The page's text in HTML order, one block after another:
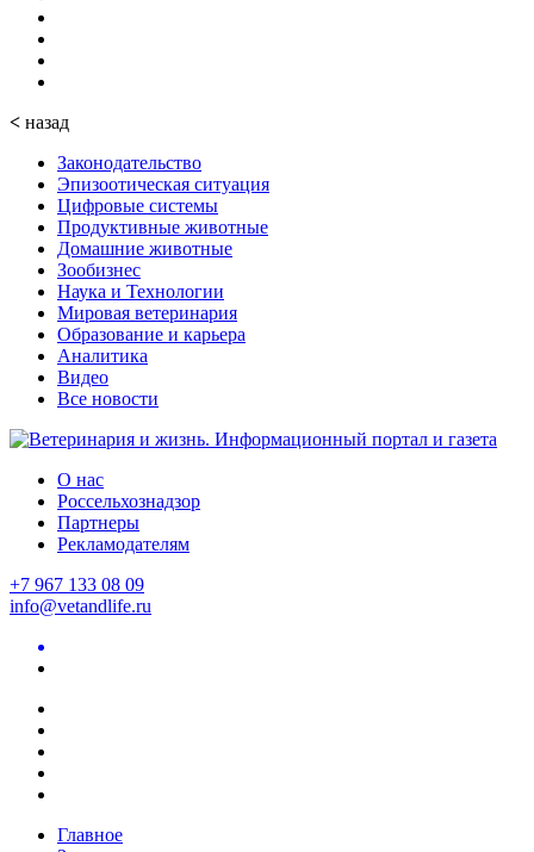
< назад
Законодательство
Эпизоотическая ситуация
Цифровые системы
Продуктивные животные
Домашние животные
Зообизнес
Наука и Технологии
Мировая ветеринария
Образование и карьера
Аналитика
Видео
Все новости
О нас
Россельхознадзор
Партнеры
Рекламодателям
+7 967 133 08 09
info@vetandlife.ru
Главное